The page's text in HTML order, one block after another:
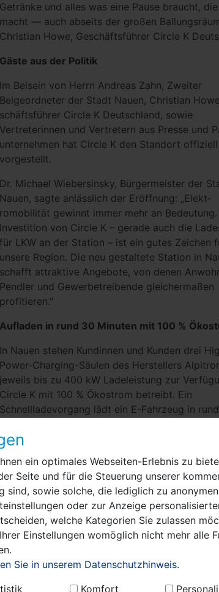
ein optimales Webseiten-Erlebnis zu
Seite und für die Steuerung unserer
sind, sowie solche, die lediglich zu anonymen
oder zur Anzeige
welche Kategorien Sie zulassen
Einstellungen womöglich nicht mehr alle
Sie in unserem Datenschutzhinweis.
Komfort
Getränke und alles was eine Pause braucht,
macht — auch abseits der großen
Christian Howe, Geschäftsführer Circle K
Gäste aus der Politik
Im Beisein von Herrn Andreas Zahn, Zweiter
Beigeordneter der Stadt Nauen, Christian
schäftsführer Circle K Deutschland, sowie
Vertreterinnen und Vertretern aus Presse und
unternehmen hat Circle K den Standort offiziell
vorgestellt.
Dr. Michael Wiebersinsky, Bürgermeister der
Nauen, sagte anlässlich der Eröffnung: „Elekt­
romobilität gewinnt immer mehr an Bedeutung.
Investition von Circle K – gerade auch die
für LKW an der Station – ist ein gutes Zeichen
unsere Region. Die neu gestaltete Sta­tion in
schafft attraktive Angebote, von denen
Pendler und Gewerbetrei­bende gleichermaßen
profitieren."
Aufladen in rund 30 Minuten mit 100 %
In Nauen stehen Kundinnen und Kunden drei
Power-Charging-Säulen des Herstellers
jeweils bis zu 400 kW Ladeleistung zur
Circle K mit 100 % Ökostrom be­treibt. Ein
Schnellladevorgang lädt ein E-Fahrzeug in
Eine der Säulen ist speziell auf die
Lkw ausgelegt und erweitert das Angebot
den gewerblichen Verkehr.
Verkehrsgünstiger Standort mit erweitertem
Angebot
Die Service Station in Nauen liegt
Berliner Umland und ist sowohl für Anwohnende,
Pendlerinnen und Pendler sowie den
Verkehr attraktiv.